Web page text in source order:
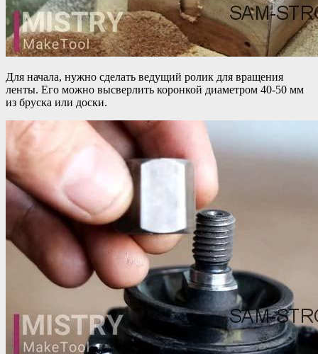
Для начала, нужно сделать ведущий ролик для вращения
ленты. Его можно высверлить коронкой диаметром 40-50 мм
из бруска или доски.